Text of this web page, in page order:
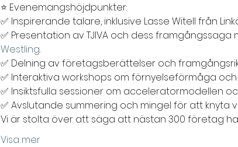
⭐ Evenemangshöjdpunkter:
✅ Inspirerande talare, inklusive Lasse Witell från
✅ Presentation av TJIVA och dess framgångssaga
Westling.
✅ Delning av företagsberättelser och
✅ Interaktiva workshops om förnyelseförmåga
✅ Insiktsfulla sessioner om acceleratormodellen
✅ Avslutande summering och mingel för att knyta
Vi är stolta över att säga att nästan 300 företag
Visa mer